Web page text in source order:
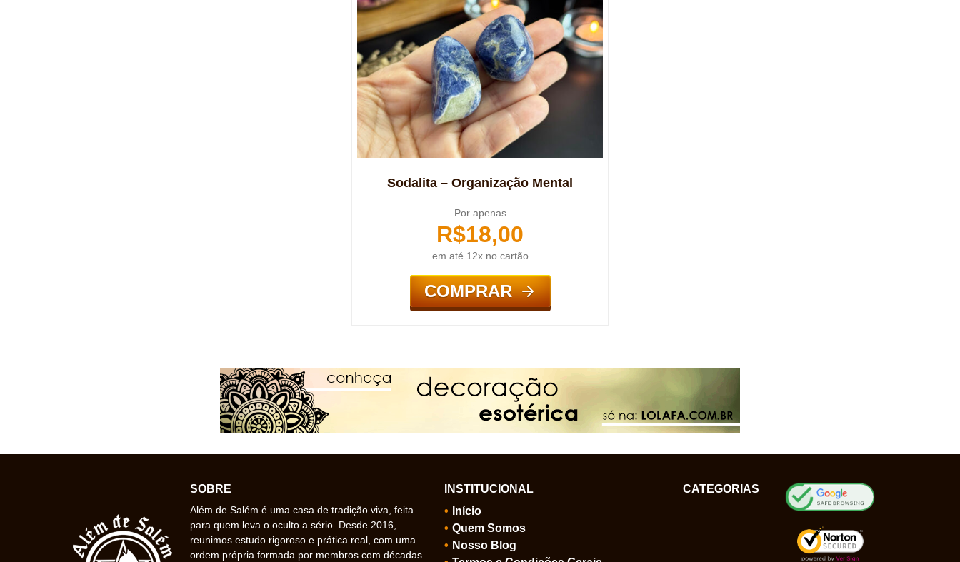
Sodalita – Organização Mental
Por apenas
R$18,00
em até 12x no cartão
COMPRAR
SOBRE
Além de Salém é uma casa de tradição viva, feita
para quem leva o oculto a sério. Desde 2016,
reunimos estudo rigoroso e prática real, com uma
ordem própria formada por membros com décadas
INSTITUCIONAL
Início
Quem Somos
Nosso Blog
CATEGORIAS